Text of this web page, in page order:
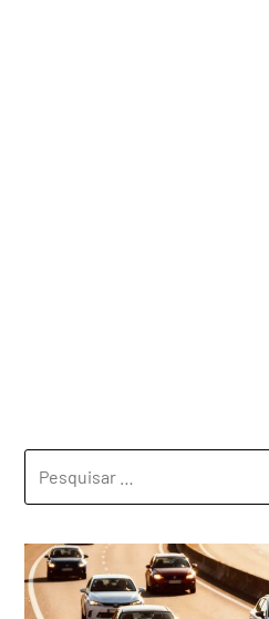
POR: